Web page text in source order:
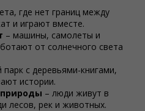
где нет границ между
и играют вместе.
– машины, самолеты и
от солнечного света
с деревьями-книгами,
истории.
– люди живут в
лесов, рек и животных.